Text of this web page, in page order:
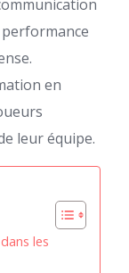
en
leur équipe.
les